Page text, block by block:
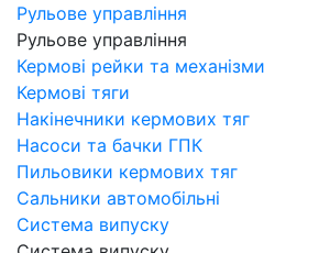
Рульове управління
Рульове управління
Кермові рейки та механізми
Кермові тяги
Накінечники кермових тяг
Насоси та бачки ГПК
Пильовики кермових тяг
Сальники автомобільні
Система випуску